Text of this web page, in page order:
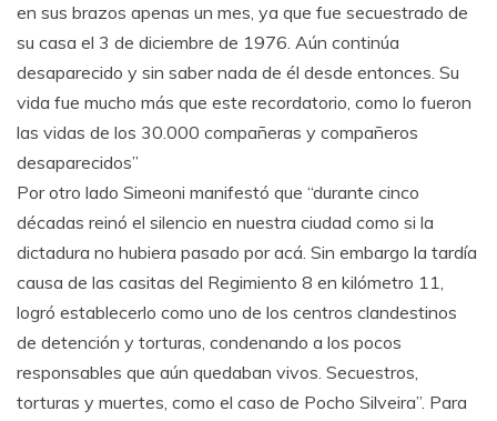
en sus brazos apenas un mes, ya que fue secuestrado de
su casa el 3 de diciembre de 1976. Aún continúa
desaparecido y sin saber nada de él desde entonces. Su
vida fue mucho más que este recordatorio, como lo fueron
las vidas de los 30.000 compañeras y compañeros
desaparecidos”
Por otro lado Simeoni manifestó que “durante cinco
décadas reinó el silencio en nuestra ciudad como si la
dictadura no hubiera pasado por acá. Sin embargo la tardía
causa de las casitas del Regimiento 8 en kilómetro 11,
logró establecerlo como uno de los centros clandestinos
de detención y torturas, condenando a los pocos
responsables que aún quedaban vivos. Secuestros,
torturas y muertes, como el caso de Pocho Silveira”. Para